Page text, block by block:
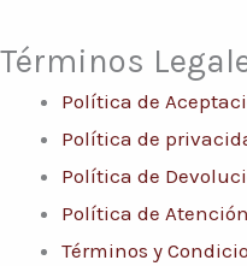
Términos
Política de
Política de
Política de
Política de
Términos y